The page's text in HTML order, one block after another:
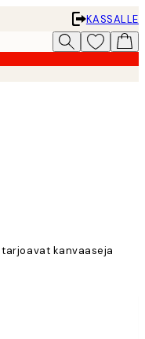
KASSALLE
tarjoavat kanvaaseja